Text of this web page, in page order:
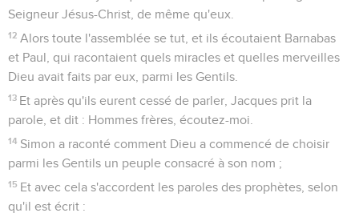
Seigneur Jésus-Christ, de même qu'eux.
12 Alors toute l'assemblée se tut, et ils écoutaient Barnabas
et Paul, qui racontaient quels miracles et quelles merveilles
Dieu avait faits par eux, parmi les Gentils.
13 Et après qu'ils eurent cessé de parler, Jacques prit la
parole, et dit : Hommes frères, écoutez-moi.
14 Simon a raconté comment Dieu a commencé de choisir
parmi les Gentils un peuple consacré à son nom ;
15 Et avec cela s'accordent les paroles des prophètes, selon
qu'il est écrit :